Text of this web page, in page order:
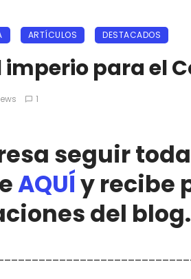
ARTÍCULOS DESTACADOS
imperio para el
1
seguir
AQUÍy recibe
del blog.